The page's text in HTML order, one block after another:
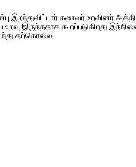
கணவர் உறவினர்
இருந்ததாக கூறப்படுகிறது
தற்கொலை